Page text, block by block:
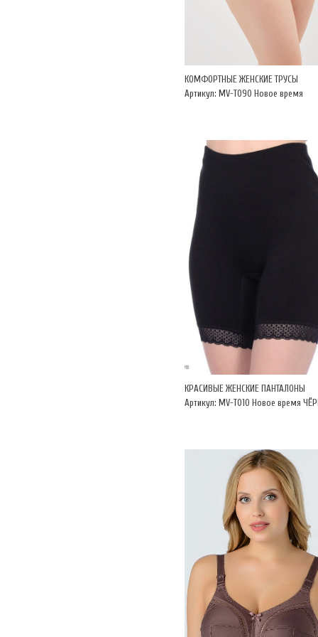
КОМФОРТНЫЕ ЖЕНСКИЕ ТРУСЫ
Артикул: MV-Т090 Новое время
КРАСИВЫЕ ЖЕНСКИЕ ПАНТАЛОНЫ
Артикул: MV-Т010 Новое время